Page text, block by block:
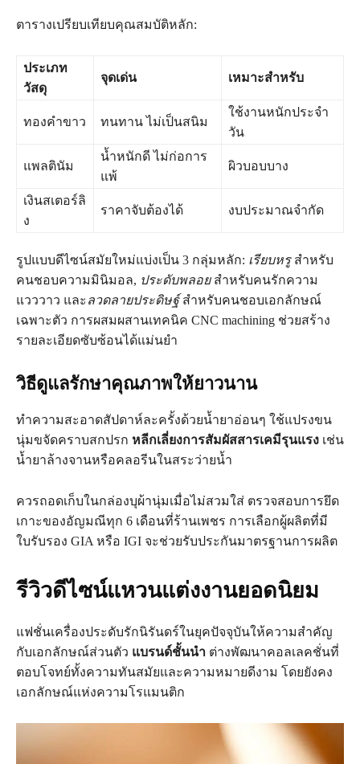
ตารางเปรียบเทียบคุณสมบัติหลัก:
ประเภท
วัสดุ
จุดเด่น เหมาะสำหรับ
ทองคำขาว ทนทาน ไม่เป็นสนิม
ใช้งานหนักประจำ
วัน
แพลตินัม
น้ำหนักดี ไม่ก่อการ
แพ้
ผิวบอบบาง
เงินสเตอร์ลิ
ง
ราคาจับต้องได้ งบประมาณจำกัด
รูปแบบดีไซน์สมัยใหม่แบ่งเป็น 3 กลุ่มหลัก: เรียบหรูสำหรับ
คนชอบความมินิมอล, ประดับพลอยสำหรับคนรักความ
แวววาว และ ลวดลายประดิษฐ์สำหรับคนชอบเอกลักษณ์
เฉพาะตัว การผสมผสานเทคนิค CNC machining ช่วยสร้าง
รายละเอียดซับซ้อนได้แม่นยำ
วิธีดูแลรักษาคุณภาพให้ยาวนาน
ทำความสะอาดสัปดาห์ละครั้งด้วยน้ำยาอ่อนๆ ใช้แปรงขน
นุ่มขจัดคราบสกปรก หลีกเลี่ยงการสัมผัสสารเคมีรุนแรง เช่น
น้ำยาล้างจานหรือคลอรีนในสระว่ายน้ำ
ควรถอดเก็บในกล่องบุผ้านุ่มเมื่อไม่สวมใส่ ตรวจสอบการยึด
เกาะของอัญมณีทุก 6 เดือนที่ร้านเพชร การเลือกผู้ผลิตที่มี
ใบรับรอง GIA หรือ IGI จะช่วยรับประกันมาตรฐานการผลิต
รีวิวดีไซน์แหวนแต่งงานยอดนิยม
แฟชั่นเครื่องประดับรักนิรันดร์ในยุคปัจจุบันให้ความสำคัญ
กับเอกลักษณ์ส่วนตัว แบรนด์ชั้นนำ ต่างพัฒนาคอลเลคชั่นที่
ตอบโจทย์ทั้งความทันสมัยและความหมายดีงาม โดยยังคง
เอกลักษณ์แห่งความโรแมนติก